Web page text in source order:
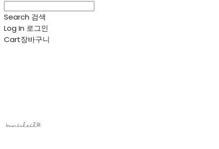
Search 검색
Log In 로그인
Cart장바구니